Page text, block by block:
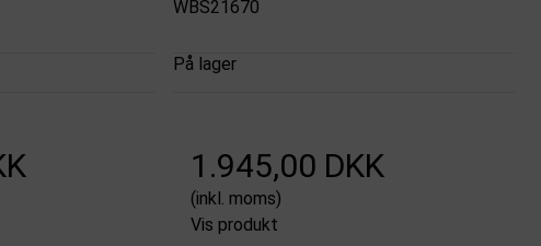
WBS21670
På lager
1.945,00 DKK
(inkl. moms)
Vis produkt